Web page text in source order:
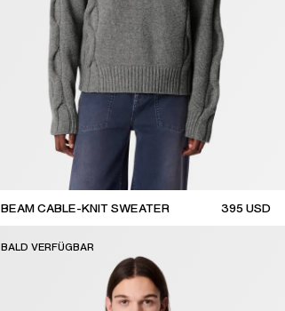
BEAM CABLE-KNIT SWEATER 395USD
BALD VERFÜGBAR